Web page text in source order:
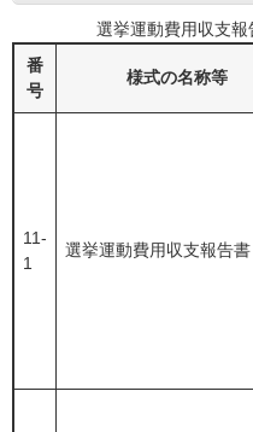
選挙運動費用収支
番
号
様式の名称等
11-
1
選挙運動費用収支報告書